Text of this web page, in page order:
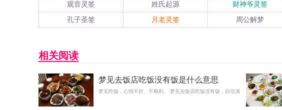
观音灵签 姓氏起源 财神爷灵签
孔子圣签 月老灵签 周公解梦
相关阅读
梦见去饭店吃饭没有饭是什么意思
梦见吃饭，心情不好、不顺利。 梦见去饭店吃饭没有饭，自信满